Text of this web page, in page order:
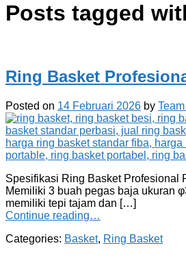
Posts tagged
Ring Basket
Posted on 14 Februari 2026 by
Spesifikasi Ring Basket Profesional
Memiliki 3 buah pegas baja ukuran
memiliki tepi tajam dan […]
Continue reading…
Categories: Basket, Ring Basket